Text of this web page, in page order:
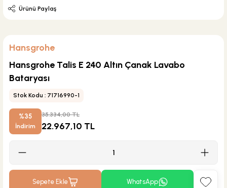
Ürünü Paylaş
Hansgrohe
Hansgrohe Talis E 240 Altın Çanak Lavabo
Bataryası
Stok Kodu : 71716990-1
%35
İndirim
35.334,00 TL
22.967,10 TL
Sepete Ekle WhatsApp